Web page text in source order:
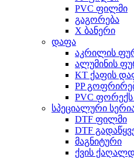
PVC ფილმი
გაგორება
X ბანერი
დაფა
აკრილის
ალუმინის
KT ქაფის
PP
PVC
სპეციალური
DTF ფილმი
DTF
მაგნიტური
ქვის